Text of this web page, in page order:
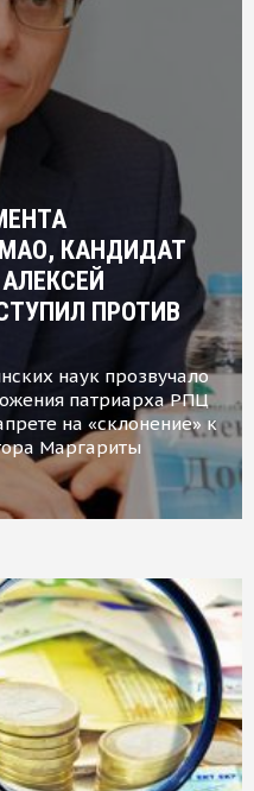
КАНДИДАТ
ПРОТИВ
наук прозвучало
патриарха РПЦ
на «склонение» к
Маргариты